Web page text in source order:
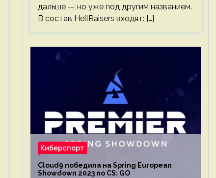
дальше — но уже под другим названием.
В состав HellRaisers входят: […]
Киберспорт
Cloud9 победила на Spring European
Showdown 2023 по CS: GO